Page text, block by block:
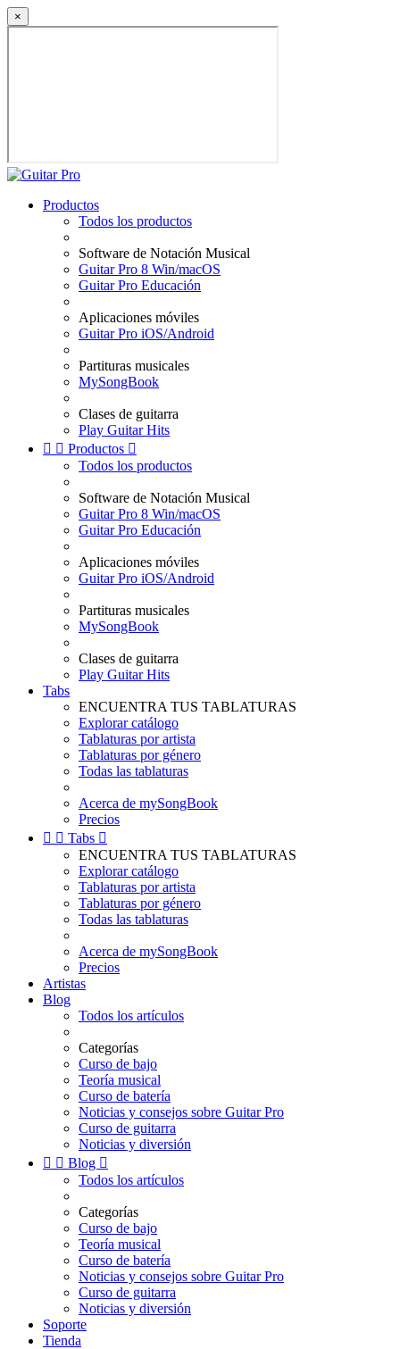
×
Productos
Todos los productos
Software de Notación Musical
Guitar Pro 8 Win/macOS
Guitar Pro Educación
Aplicaciones móviles
Guitar Pro iOS/Android
Partituras musicales
MySongBook
Clases de guitarra
Play Guitar Hits
  Productos 
Todos los productos
Software de Notación Musical
Guitar Pro 8 Win/macOS
Guitar Pro Educación
Aplicaciones móviles
Guitar Pro iOS/Android
Partituras musicales
MySongBook
Clases de guitarra
Play Guitar Hits
Tabs
ENCUENTRA TUS TABLATURAS
Explorar catálogo
Tablaturas por artista
Tablaturas por género
Todas las tablaturas
Acerca de mySongBook
Precios
  Tabs 
ENCUENTRA TUS TABLATURAS
Explorar catálogo
Tablaturas por artista
Tablaturas por género
Todas las tablaturas
Acerca de mySongBook
Precios
Artistas
Blog
Todos los artículos
Categorías
Curso de bajo
Teoría musical
Curso de batería
Noticias y consejos sobre Guitar Pro
Curso de guitarra
Noticias y diversión
  Blog 
Todos los artículos
Categorías
Curso de bajo
Teoría musical
Curso de batería
Noticias y consejos sobre Guitar Pro
Curso de guitarra
Noticias y diversión
Soporte
Tienda